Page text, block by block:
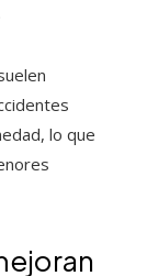
lo que